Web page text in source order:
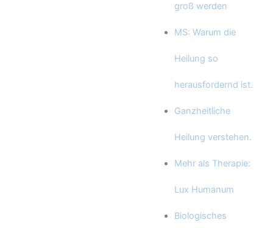
groß werden
MS: Warum die
Heilung so
herausfordernd ist.
Ganzheitliche
Heilung verstehen.
Mehr als Therapie:
Lux Humanum
Biologisches